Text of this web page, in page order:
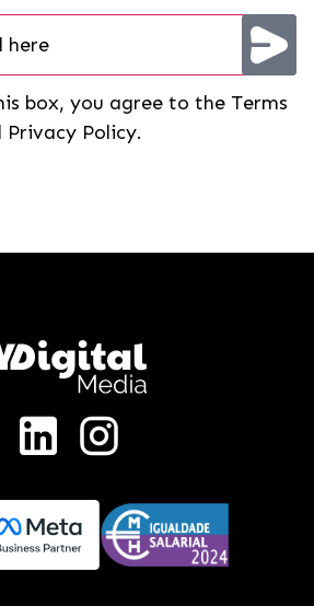
box, you agree to the Terms
Privacy Policy.